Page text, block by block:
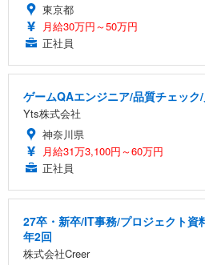
東京都
月給30万円～50万円
正社員
ゲームQAエンジニア/品質チェック
Yts株式会社
神奈川県
月給31万3,100円～60万円
正社員
27卒・新卒/IT事務/プロジェクト資
年2回
株式会社Creer